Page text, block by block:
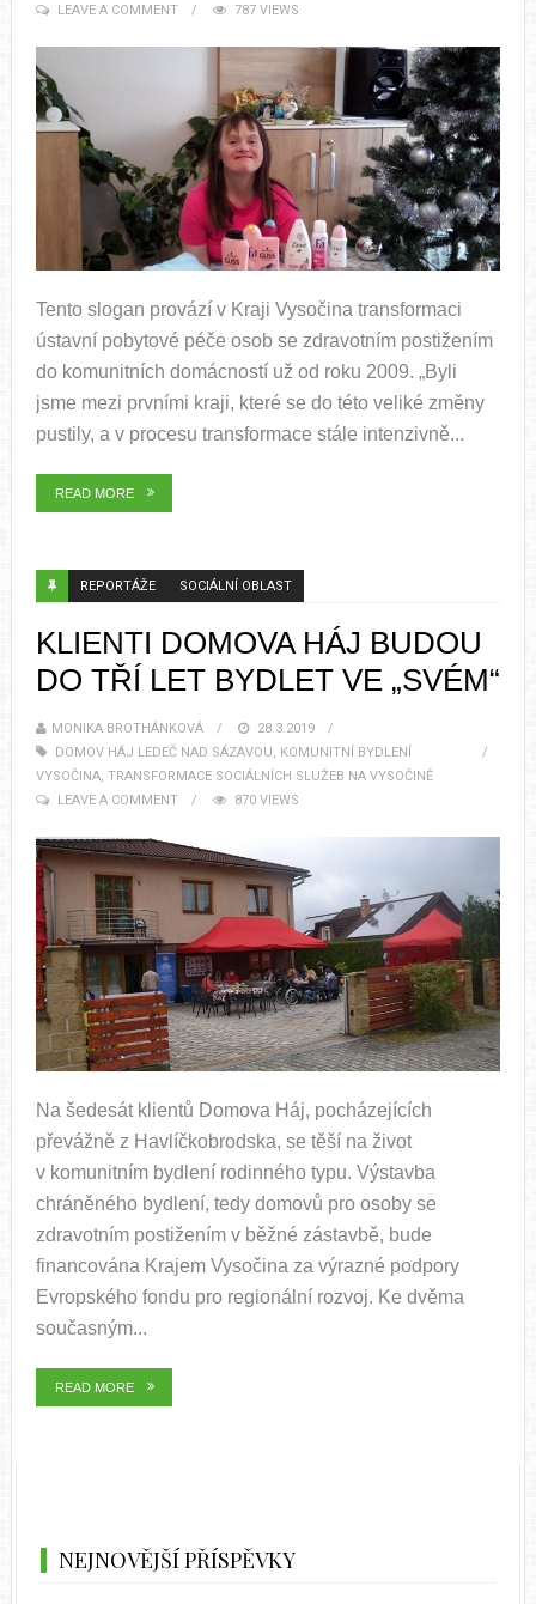
LEAVE A COMMENT
787 VIEWS
Tento slogan provází v Kraji Vysočina transformaci
ústavní pobytové péče osob se zdravotním postižením
do komunitních domácností už od roku 2009. „Byli
jsme mezi prvními kraji, které se do této veliké změny
pustily, a v procesu transformace stále intenzivně...
READ MORE
REPORTÁŽE SOCIÁLNÍ OBLAST
KLIENTI DOMOVA HÁJ BUDOU
DO TŘÍ LET BYDLET VE „SVÉM“
MONIKA BROTHÁNKOVÁ
28.3.2019
DOMOV HÁJ LEDEČ NAD SÁZAVOU, KOMUNITNÍ BYDLENÍ
VYSOČINA, TRANSFORMACE SOCIÁLNÍCH SLUŽEB NA VYSOČINĚ
LEAVE A COMMENT
870 VIEWS
Na šedesát klientů Domova Háj, pocházejících
převážně z Havlíčkobrodska, se těší na život
v komunitním bydlení rodinného typu. Výstavba
chráněného bydlení, tedy domovů pro osoby se
zdravotním postižením v běžné zástavbě, bude
financována Krajem Vysočina za výrazné podpory
Evropského fondu pro regionální rozvoj. Ke dvěma
současným...
READ MORE
NEJNOVĚJŠÍ PŘÍSPĚVKY